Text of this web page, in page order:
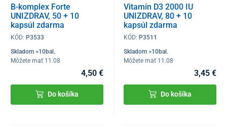
B-komplex Forte
UNIZDRAV, 50 + 10
kapsúl zdarma
KÓD: P3533
Skladom >10bal.
Môžete mať 11.08
4,50 €
Do košíka
Vitamín D3 2000 IU
UNIZDRAV, 80 + 10
kapsúl zdarma
KÓD: P3511
Skladom >10bal.
Môžete mať 11.08
3,45 €
Do košíka